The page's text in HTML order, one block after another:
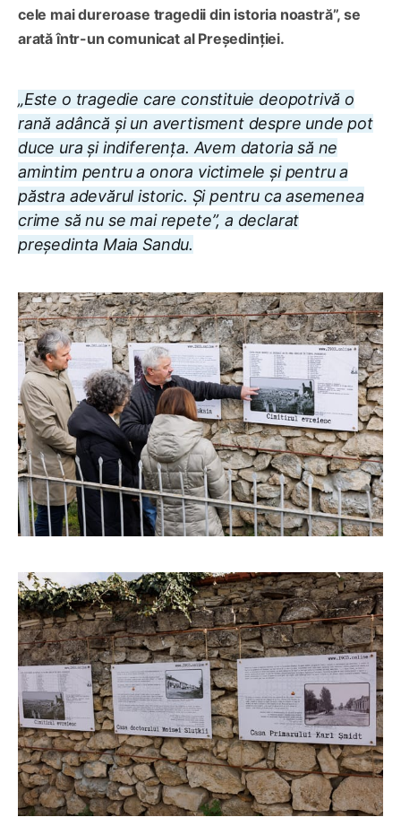
cele mai dureroase tragedii din istoria noastră”, se
arată într-un comunicat al Președinției.
„Este o tragedie care constituie deopotrivă o
rană adâncă și un avertisment despre unde pot
duce ura și indiferența. Avem datoria să ne
amintim pentru a onora victimele și pentru a
păstra adevărul istoric. Și pentru ca asemenea
crime să nu se mai repete”, a declarat
președinta Maia Sandu.